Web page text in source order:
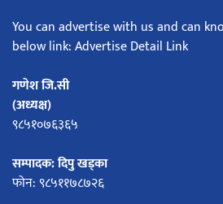
You can advertise with us and can
below link: Advertise Detail Link
गणेश जि.सी
(अध्यक्ष)
९८५१०७६३६५
सम्पादक: दिपु खड्का
फोन: ९८५११७८७२६